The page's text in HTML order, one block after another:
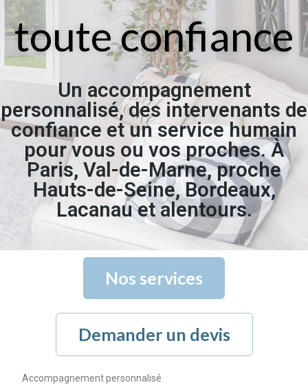
toute confiance
Un accompagnement
personnalisé, des intervenants de
confiance et un service humain
pour vous ou vos proches. À
Paris, Val-de-Marne, proche
Hauts-de-Seine, Bordeaux,
Lacanau et alentours.
Nos services
Demander un devis
Accompagnement personnalisé